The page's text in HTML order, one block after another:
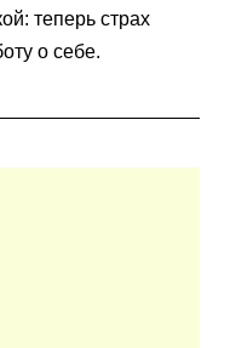
теперь страх
о себе.